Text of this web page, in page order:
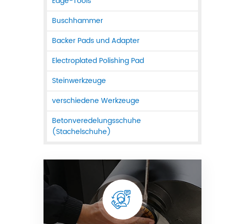
Buschhammer
Backer Pads und Adapter
Electroplated Polishing Pad
Steinwerkzeuge
verschiedene Werkzeuge
Betonveredelungsschuhe
(Stachelschuhe)